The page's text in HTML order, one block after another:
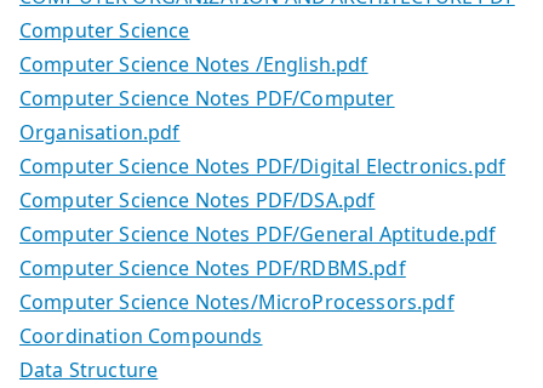
Computer Science
Computer Science Notes /English.pdf
Computer Science Notes PDF/Computer
Organisation.pdf
Computer Science Notes PDF/Digital Electronics.pdf
Computer Science Notes PDF/DSA.pdf
Computer Science Notes PDF/General Aptitude.pdf
Computer Science Notes PDF/RDBMS.pdf
Computer Science Notes/MicroProcessors.pdf
Coordination Compounds
Data Structure